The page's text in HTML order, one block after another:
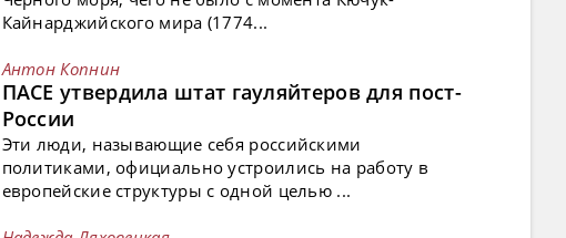
Кайнарджийского мира (1774...
Антон Копнин
ПАСЕ утвердила штат гауляйтеров для пост-
России
Эти люди, называющие себя российскими
политиками, официально устроились на работу в
европейские структуры с одной целью ...